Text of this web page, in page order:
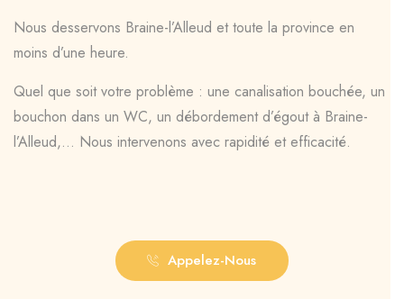
Nous desservons Braine-l’Alleud et toute la province en
moins d’une heure.
Quel que soit votre problème : une canalisation bouchée, un
bouchon dans un WC, un débordement d’égout à Braine-
l’Alleud,… Nous intervenons avec rapidité et efficacité.
Appelez-Nous